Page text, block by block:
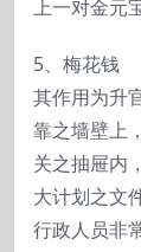
上一对金元
5、梅花钱
其作用为升
靠之墙壁上
关之抽屉内
大计划之文
行政人员非